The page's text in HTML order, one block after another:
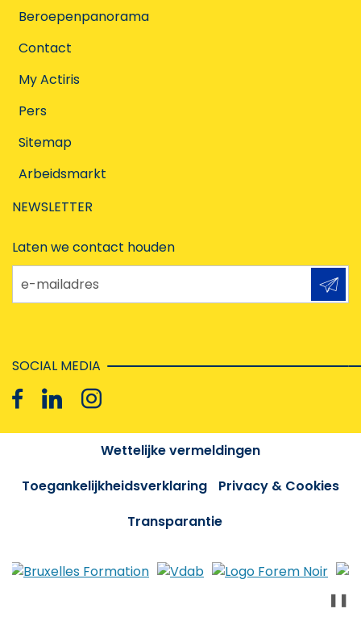
Beroepenpanorama
Contact
My Actiris
Pers
Sitemap
Arbeidsmarkt
NEWSLETTER
Laten we contact houden
e-mailadres
SOCIAL MEDIA
Wettelijke vermeldingen
Toegankelijkheidsverklaring
Privacy & Cookies
Transparantie
❚❚